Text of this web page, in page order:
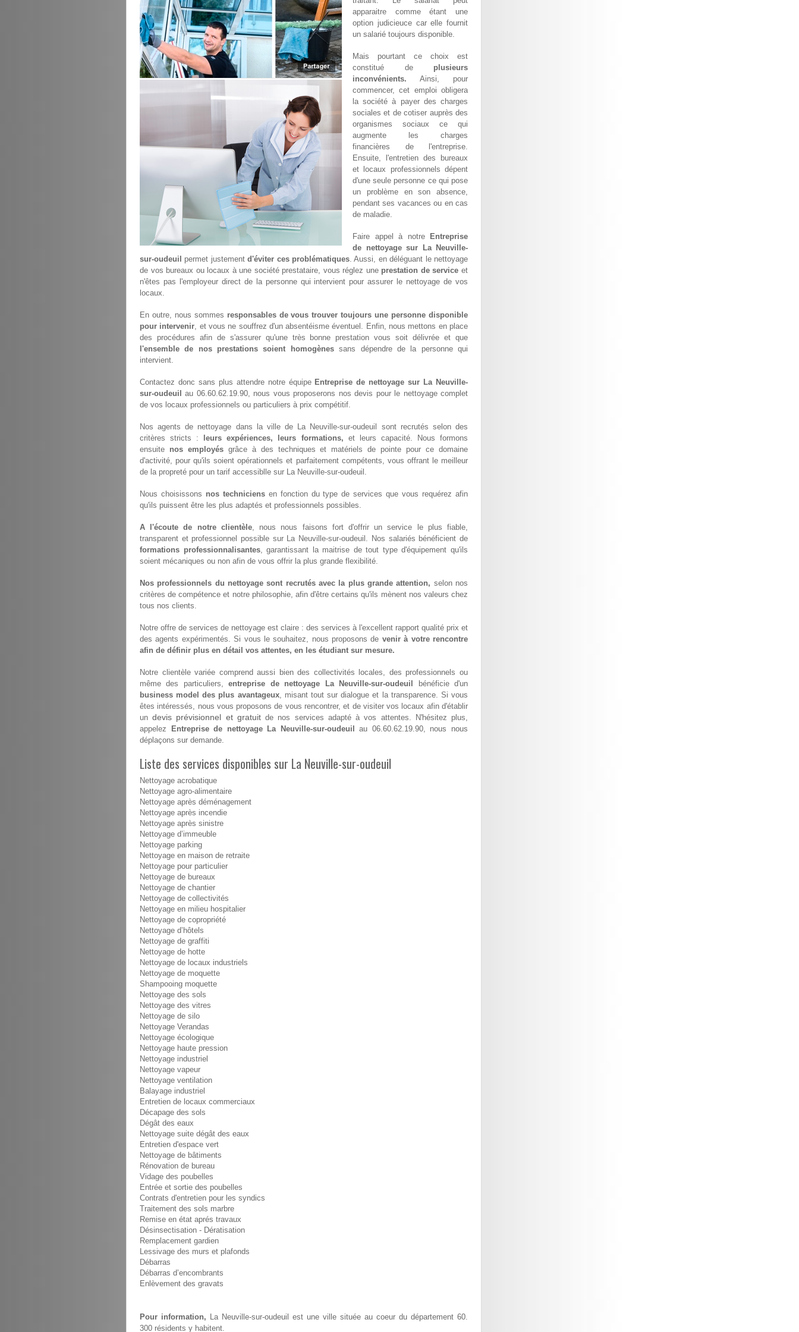
apparaitre comme étant une
option judicieuce car elle fournit
un salarié toujours disponible.
Mais pourtant ce choix est
constitué de plusieurs
inconvénients. Ainsi, pour
commencer, cet emploi obligera
la société à payer des charges
sociales et de cotiser auprès des
organismes sociaux ce qui
augmente les charges
financières de l'entreprise.
Ensuite, l'entretien des bureaux
et locaux professionnels dépent
d'une seule personne ce qui pose
un problème en son absence,
pendant ses vacances ou en cas
de maladie.
Faire appel à notre
Entreprise
de nettoyage sur La Neuville-
sur-oudeuil
permet justementd'éviter ces problématiques. Aussi, en déléguant le nettoyage
de vos bureaux ou locaux à une société prestataire, vous réglez une prestation de service et
n'êtes pas l'employeur direct de la personne qui intervient pour assurer le nettoyage de vos
locaux.
En outre, nous sommes responsables de vous trouver toujours une personne disponible
pour intervenir, et vous ne souffrez d'un absentéisme éventuel. Enfin, nous mettons en place
des procédures afin de s'assurer qu'une très bonne prestation vous soit délivrée et que
l'ensemble de nos prestations soient homogènessans dépendre de la personne qui
intervient.
Contactez donc sans plus attendre notre équipe Entreprise de nettoyage sur La Neuville-
sur-oudeuil
au 06.60.62.19.90, nous vous proposerons nos devis pour le nettoyage complet
de vos locaux professionnels ou particuliers à prix compétitif.
Nos agents de nettoyage dans la ville de La Neuville-sur-oudeuil sont recrutés selon des
critères stricts :
leurs expériences, leurs formations, et leurs capacité. Nous formons
ensuite nos employésgrâce à des techniques et matériels de pointe pour ce domaine
d'activité, pour qu'ils soient opérationnels et parfaitement compétents, vous offrant le meilleur
de la propreté pour un tarif accessiblle sur La Neuville-sur-oudeuil.
Nous choisissons nos techniciensen fonction du type de services que vous requérez afin
qu'ils puissent être les plus adaptés et professionnels possibles.
A l'écoute de notre clientèle, nous nous faisons fort d'offrir un service le plus fiable,
transparent et professionnel possible sur La Neuville-sur-oudeuil. Nos salariés bénéficient de
formations professionnalisantes, garantissant la maitrise de tout type d'équipement qu'ils
soient mécaniques ou non afin de vous offrir la plus grande flexibilité.
Nos professionnels du nettoyage sont recrutés avec la plus grande attention, selon nos
critères de compétence et notre philosophie, afin d'être certains qu'ils mènent nos valeurs chez
tous nos clients.
Notre offre de services de nettoyage est claire : des services à l'excellent rapport qualité prix et
des agents expérimentés. Si vous le souhaitez, nous proposons de venir à votre rencontre
afin de définir plus en détail vos attentes, en les étudiant sur mesure.
Notre clientèle variée comprend aussi bien des collectivités locales, des professionnels ou
même des particuliers,entreprise de nettoyage La Neuville-sur-oudeuil
bénéficie d'un
business model des plus avantageux, misant tout sur dialogue et la transparence. Si vous
êtes intéressés, nous vous proposons de vous rencontrer, et de visiter vos locaux afin d'établir
undevis prévisionnel et gratuitde nos services adapté à vos attentes. N'hésitez plus,
appelez
Entreprise de nettoyage La Neuville-sur-oudeuil
au 06.60.62.19.90, nous nous
déplaçons sur demande.
Liste des services disponibles sur La Neuville-sur-oudeuil
Nettoyage acrobatique
Nettoyage agro-alimentaire
Nettoyage après déménagement
Nettoyage après incendie
Nettoyage après sinistre
Nettoyage d’immeuble
Nettoyage parking
Nettoyage en maison de retraite
Nettoyage pour particulier
Nettoyage de bureaux
Nettoyage de chantier
Nettoyage de collectivités
Nettoyage en milieu hospitalier
Nettoyage de copropriété
Nettoyage d’hôtels
Nettoyage de graffiti
Nettoyage de hotte
Nettoyage de locaux industriels
Nettoyage de moquette
Shampooing moquette
Nettoyage des sols
Nettoyage des vitres
Nettoyage de silo
Nettoyage Verandas
Nettoyage écologique
Nettoyage haute pression
Nettoyage industriel
Nettoyage vapeur
Nettoyage ventilation
Balayage industriel
Entretien de locaux commerciaux
Décapage des sols
Dégât des eaux
Nettoyage suite dégât des eaux
Entretien d'espace vert
Nettoyage de bâtiments
Rénovation de bureau
Vidage des poubelles
Entrée et sortie des poubelles
Contrats d'entretien pour les syndics
Traitement des sols marbre
Remise en état aprés travaux
Désinsectisation - Dératisation
Remplacement gardien
Lessivage des murs et plafonds
Débarras
Débarras d’encombrants
Enlèvement des gravats
Pour information, La Neuville-sur-oudeuil est une ville située au coeur du département 60.
300 résidents y habitent.